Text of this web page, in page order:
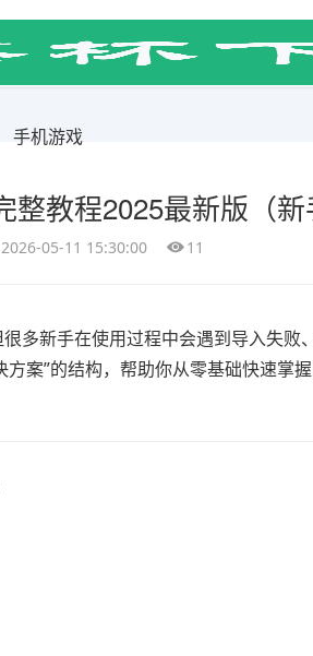
手机游戏
教程2025最新版（新
2026-05-11 15:30:00 11
多新手在使用过程中会遇到导入失败
案”的结构，帮助你从零基础快速掌